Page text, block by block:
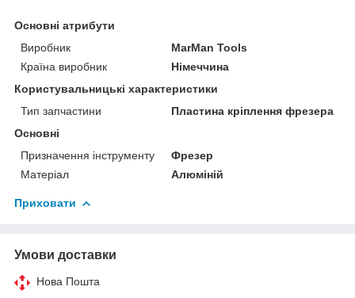
Основні атрибути
Виробник
MarMan Tools
Країна виробник
Німеччина
Користувальницькі характеристики
Тип запчастини
Пластина кріплення фрезера
Основні
Призначення інструменту
Фрезер
Матеріал
Алюміній
Приховати
Умови доставки
Нова Пошта